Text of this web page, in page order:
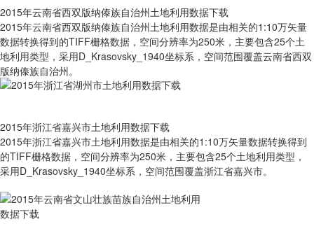
2015年云南省西双版纳傣族自治州土地利用数据下载
2015年云南省西双版纳傣族自治州土地利用数据是由相关的1:10万矢量
数据转换得到的TIFF栅格数据，空间分辨率为250米，主要包含25个土
地利用类型，采用D_Krasovsky_1940坐标系，空间范围覆盖云南省西双
版纳傣族自治州。
2015年浙江省嘉兴市土地利用数据下载
2015年浙江省嘉兴市土地利用数据是由相关的1:10万矢量数据转换得到
的TIFF栅格数据，空间分辨率为250米，主要包含25个土地利用类型，
采用D_Krasovsky_1940坐标系，空间范围覆盖浙江省嘉兴市。